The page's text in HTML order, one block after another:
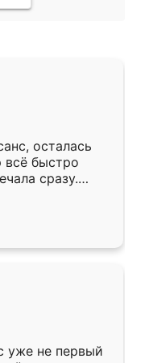
осталась
всё быстро
сразу.
подошёл к
Собрали
даже
уже не первый